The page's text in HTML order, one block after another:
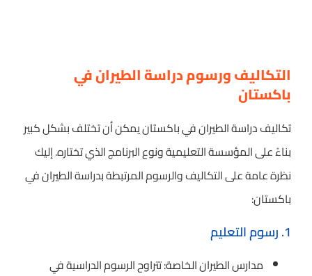
التكاليف ورسوم دراسة الطيران في
باكستان
تكاليف دراسة الطيران في باكستان يمكن أن تختلف بشكل كبير
بناءً على المؤسسة التعليمية ونوع البرنامج الذي تختاره. إليك
نظرة عامة على التكاليف والرسوم المرتبطة بدراسة الطيران في
باكستان:
1. رسوم التعليم
مدارس الطيران الخاصة: تتراوح الرسوم الدراسية في